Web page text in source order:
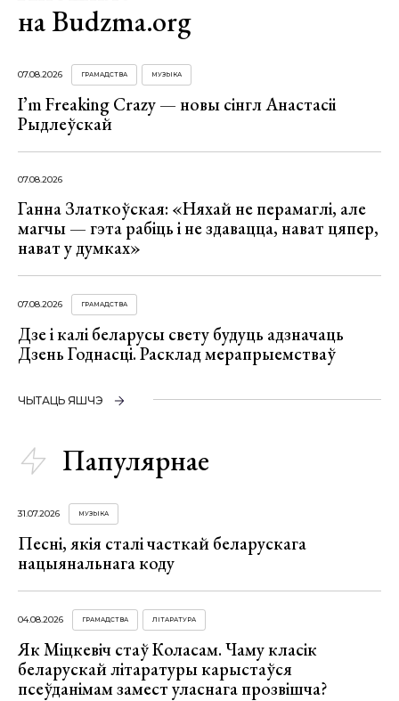
на Budzma.org
07.08.2026 ГРАМАДСТВА МУЗЫКА
I’m Freaking Crazy — новы сінгл Анастасіі
Рыдлеўскай
07.08.2026
Ганна Златкоўская: «Няхай не перамаглі, але
магчы — гэта рабіць і не здавацца, нават цяпер,
нават у думках»
07.08.2026 ГРАМАДСТВА
Дзе і калі беларусы свету будуць адзначаць
Дзень Годнасці. Расклад мерапрыемстваў
ЧЫТАЦЬ ЯШЧЭ
Папулярнае
31.07.2026 МУЗЫКА
Песні, якія сталі часткай беларускага
нацыянальнага коду
04.08.2026 ГРАМАДСТВА ЛІТАРАТУРА
Як Міцкевіч стаў Коласам. Чаму класік
беларускай літаратуры карыстаўся
псеўданімам замест уласнага прозвішча?